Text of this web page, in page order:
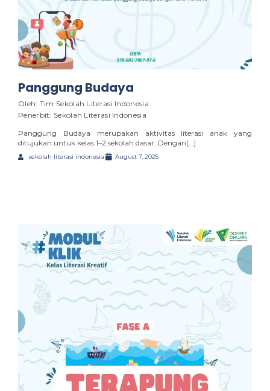
Panggung Budaya
Oleh: Tim Sekolah Literasi Indonesia
Penerbit: Sekolah Literasi Indonesia
Panggung Budaya merupakan aktivitas literasi anak yang
ditujukan untuk kelas 1–2 sekolah dasar. Dengan[…]
sekolah literasi indonesia August 7, 2025